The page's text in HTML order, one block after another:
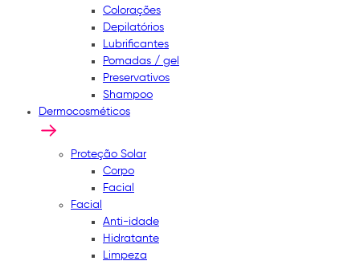
Colorações
Depilatórios
Lubrificantes
Pomadas / gel
Preservativos
Shampoo
Dermocosméticos
Proteção Solar
Corpo
Facial
Facial
Anti-idade
Hidratante
Limpeza